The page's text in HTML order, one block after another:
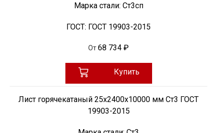
Марка стали: Ст3сп
ГОСТ: ГОСТ 19903-2015
От68 734 ₽
Купить
Лист горячекатаный 25х2400х10000 мм Ст3 ГОСТ
19903-2015